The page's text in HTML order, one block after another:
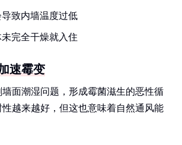
致内墙温度过低
完全干燥就入住
速霉变
面潮湿问题，形成霉菌滋生的恶性循
越来越好，但这也意味着自然通风能